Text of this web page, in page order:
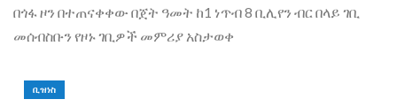
በጎፋ ዞን በተጠናቀቀው በጀት ዓመት ከ1 ነጥብ 8 ቢሊየን ብር በላይ ገቢ
መሰብስቡን የዞኑ ገቢዎች መምሪያ አስታወቀ
ቢዝነስ